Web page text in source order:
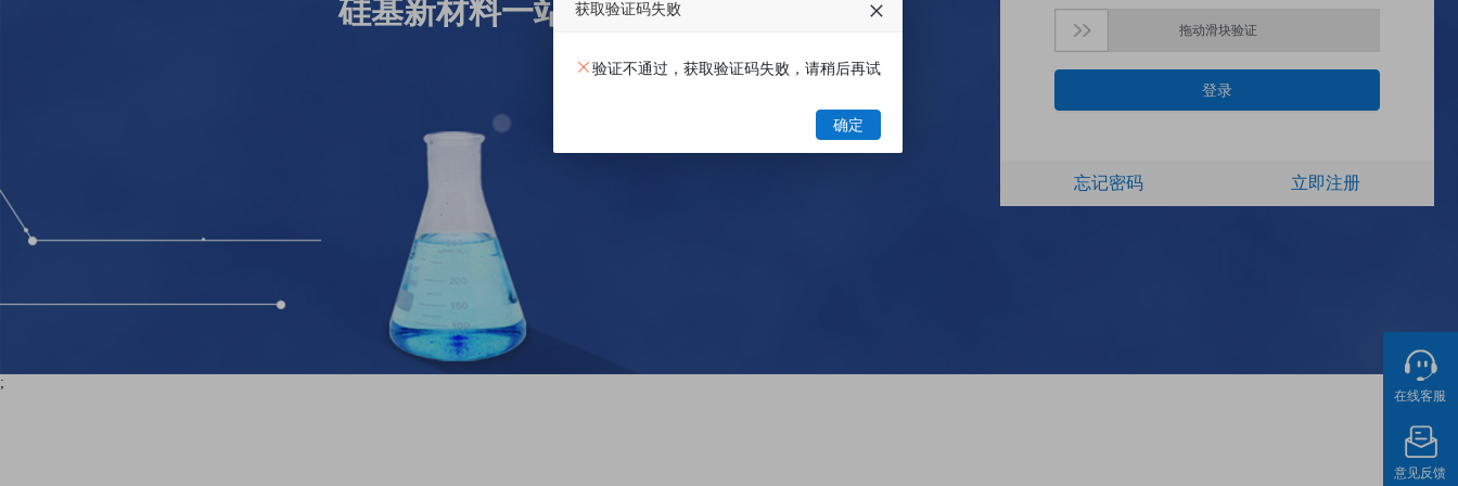
硅基新材料一站式电商平台
拖动滑块验证
登录
忘记密码 立即注册
;
在线客服
意见反馈
获取验证码失败
验证不通过，获取验证码失败，请稍后再试
确定